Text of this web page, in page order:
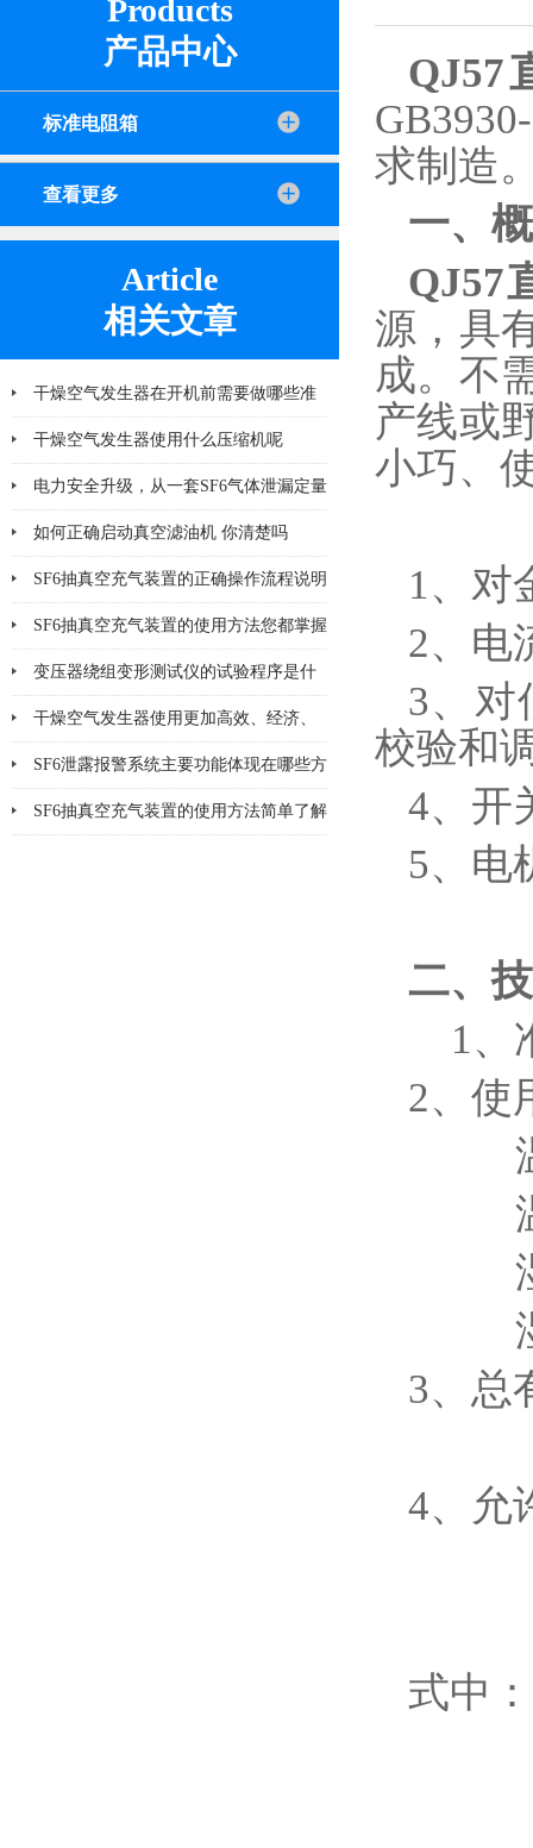
Products
产品中心
标准电阻箱
查看更多
Article
相关文章
干燥空气发生器在开机前需要做哪些准
备工作
干燥空气发生器使用什么压缩机呢
电力安全升级，从一套SF6气体泄漏定量
监控系统开始
如何正确启动真空滤油机 你清楚吗
SF6抽真空充气装置的正确操作流程说明
SF6抽真空充气装置的使用方法您都掌握
了吗
变压器绕组变形测试仪的试验程序是什
么
干燥空气发生器使用更加高效、经济、
安全、环保
SF6泄露报警系统主要功能体现在哪些方
面
SF6抽真空充气装置的使用方法简单了解
QJ57
求制造
一、
QJ57
源，具
成。不
产线或
小巧、
1、对
2、电
3、对
校验和
4、开
5、电
二、
1、
2、使
温
温
湿
湿
3、总
4、允
式中